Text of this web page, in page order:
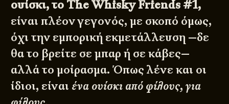
ουίσκι, το The Whisky Friends #1,
είναι πλέον γεγονός, με σκοπό όμως,
όχι την εμπορική εκμετάλλευση —δε
θα το βρείτε σε μπαρ ή σε κάβες—
αλλά το μοίρασμα. Όπως λένε και οι
ίδιοι, είναι ένα ουίσκι από φίλους, για